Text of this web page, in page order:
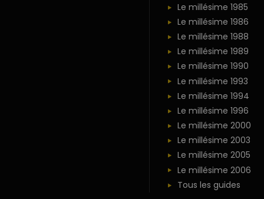
Le millésime 1985
Le millésime 1986
Le millésime 1988
Le millésime 1989
Le millésime 1990
Le millésime 1993
Le millésime 1994
Le millésime 1996
Le millésime 2000
Le millésime 2003
Le millésime 2005
Le millésime 2006
Tous les guides